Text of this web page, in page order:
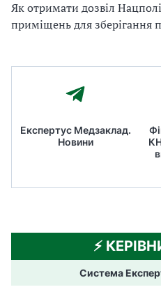
Як отримати дозвіл
приміщень для зберігання
Експертус Медзаклад.
Новини
⚡️
Система